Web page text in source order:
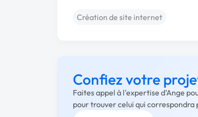
Création de site internet
Confiez votre
Faites appel à l'expertise d’Ange
pour trouver celui qui